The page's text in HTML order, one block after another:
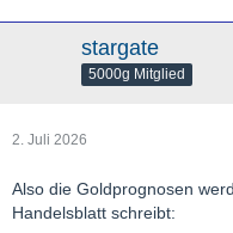
stargate
5000g Mitglied
2. Juli 2026
Also die Goldprognosen
Handelsblatt schreibt: